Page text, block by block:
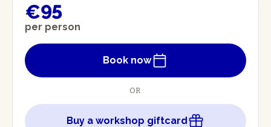
€95
per person
Book now
OR
Buy a workshop giftcard